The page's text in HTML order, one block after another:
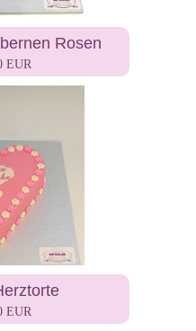
Rosen
EUR
EUR